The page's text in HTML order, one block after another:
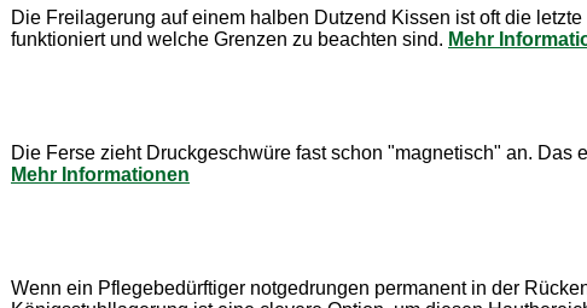
Die Freilagerung auf einem halben Dutzend Kissen ist oft die
funktioniert und welche Grenzen zu beachten sind. Mehr
Die Ferse zieht Druckgeschwüre fast schon "magnetisch" an.
Mehr Informationen
Wenn ein Pflegebedürftiger notgedrungen permanent in der